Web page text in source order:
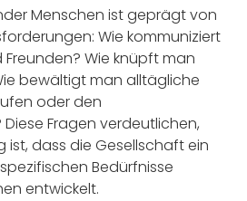
Menschen ist geprägt von
Wie kommuniziert
Wie knüpft man
bewältigt man alltägliche
oder den
Fragen verdeutlichen,
ist, dass die Gesellschaft ein
Bedürfnisse
entwickelt.